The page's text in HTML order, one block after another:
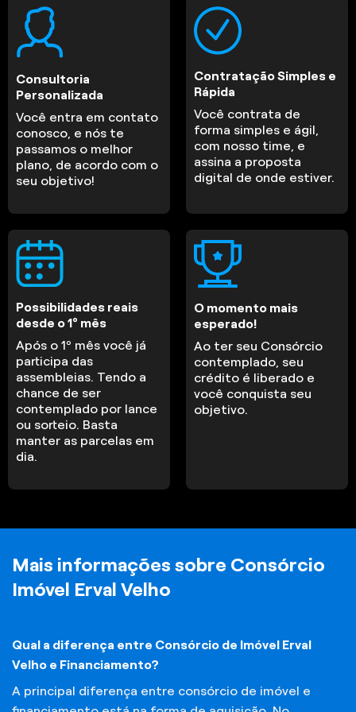
Consultoria
Personalizada
Você entra em contato
conosco, e nós te
passamos o melhor
plano, de acordo com o
seu objetivo!
Contratação Simples e
Rápida
Você contrata de
forma simples e ágil,
com nosso time, e
assina a proposta
digital de onde estiver.
Possibilidades reais
desde o 1º mês
Após o 1º mês você já
participa das
assembleias. Tendo a
chance de ser
contemplado por lance
ou sorteio. Basta
manter as parcelas em
dia.
O momento mais
esperado!
Ao ter seu Consórcio
contemplado, seu
crédito é liberado e
você conquista seu
objetivo.
Mais informações sobre Consórcio
Imóvel Erval Velho
Qual a diferença entre Consórcio de Imóvel Erval
Velho e Financiamento?
A principal diferença entre consórcio de imóvel e